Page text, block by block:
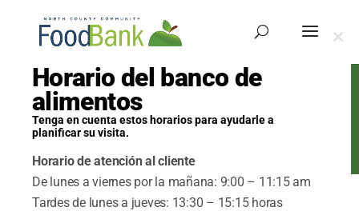
Portal de Voluntarios
Horario del banco de
alimentos
Tenga en cuenta estos horarios para ayudarle a
planificar su visita.
Horario de atención al cliente
De lunes a viernes por la mañana: 9:00 – 11:15 am
Tardes de lunes a jueves: 13:30 – 15:15 horas